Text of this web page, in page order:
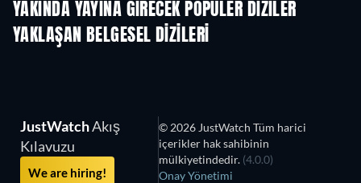
YAKINDA YAYINA GIRECEK POPÜLER DIZILER
TV TV
YAKLAŞAN BELGESEL DIZILERI
Sezon 1
JustWatchAkış
Kılavuzu
We are hiring!
© 2026 JustWatch Tüm harici
içerikler hak sahibinin
mülkiyetindedir. (4.0.0)
Onay Yönetimi